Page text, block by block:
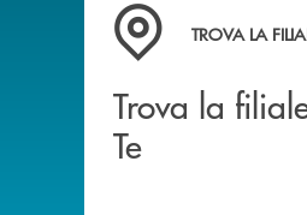
Trova la filiale più
TROVA LA
Trova la
Te